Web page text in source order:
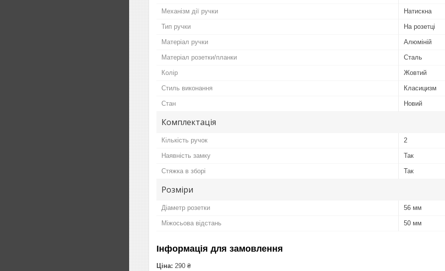
Механізм дії ручки Натискна
Тип ручки На розетці
Матеріал ручки Алюміній
Матеріал розетки/планки Сталь
Колір Жовтий
Стиль виконання Класицизм
Стан Новий
Комплектація
Кількість ручок 2
Наявність замку Так
Стяжка в зборі Так
Розміри
Діаметр розетки 56 мм
Міжосьова відстань 50 мм
Інформація для замовлення
Ціна: 290 ₴